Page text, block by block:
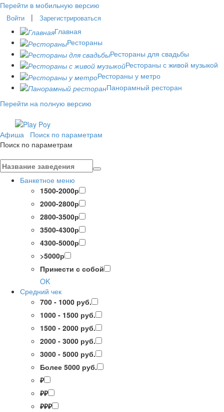
Перейти в мобильную версию
Войти | Зарегистрироваться
Главная
Рестораны
Рестораны для свадьбы
Рестораны с живой музыкой
Рестораны у метро
Панорамный ресторан
Перейти на полную версию
Афиша
Поиск по параметрам
Поиск по параметрам
Банкетное меню
1500-2000р
2000-2800р
2800-3500р
3500-4300р
4300-5000р
>5000р
Принести с собой
OK
Средний чек
700 - 1000 руб.
1000 - 1500 руб.
1500 - 2000 руб.
2000 - 3000 руб.
3000 - 5000 руб.
Более 5000 руб.
₽
₽₽
₽₽₽